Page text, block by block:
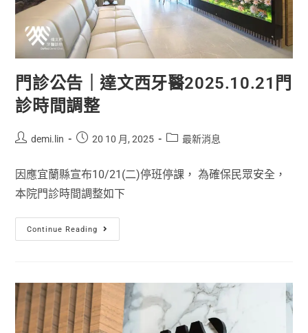
門診公告｜達文西牙醫2025.10.21門
診時間調整
demi.lin 20 10 月, 2025 最新消息
因應宜蘭縣宣布10/21(二)停班停課， 為確保民眾安全，
本院門診時間調整如下
Continue Reading